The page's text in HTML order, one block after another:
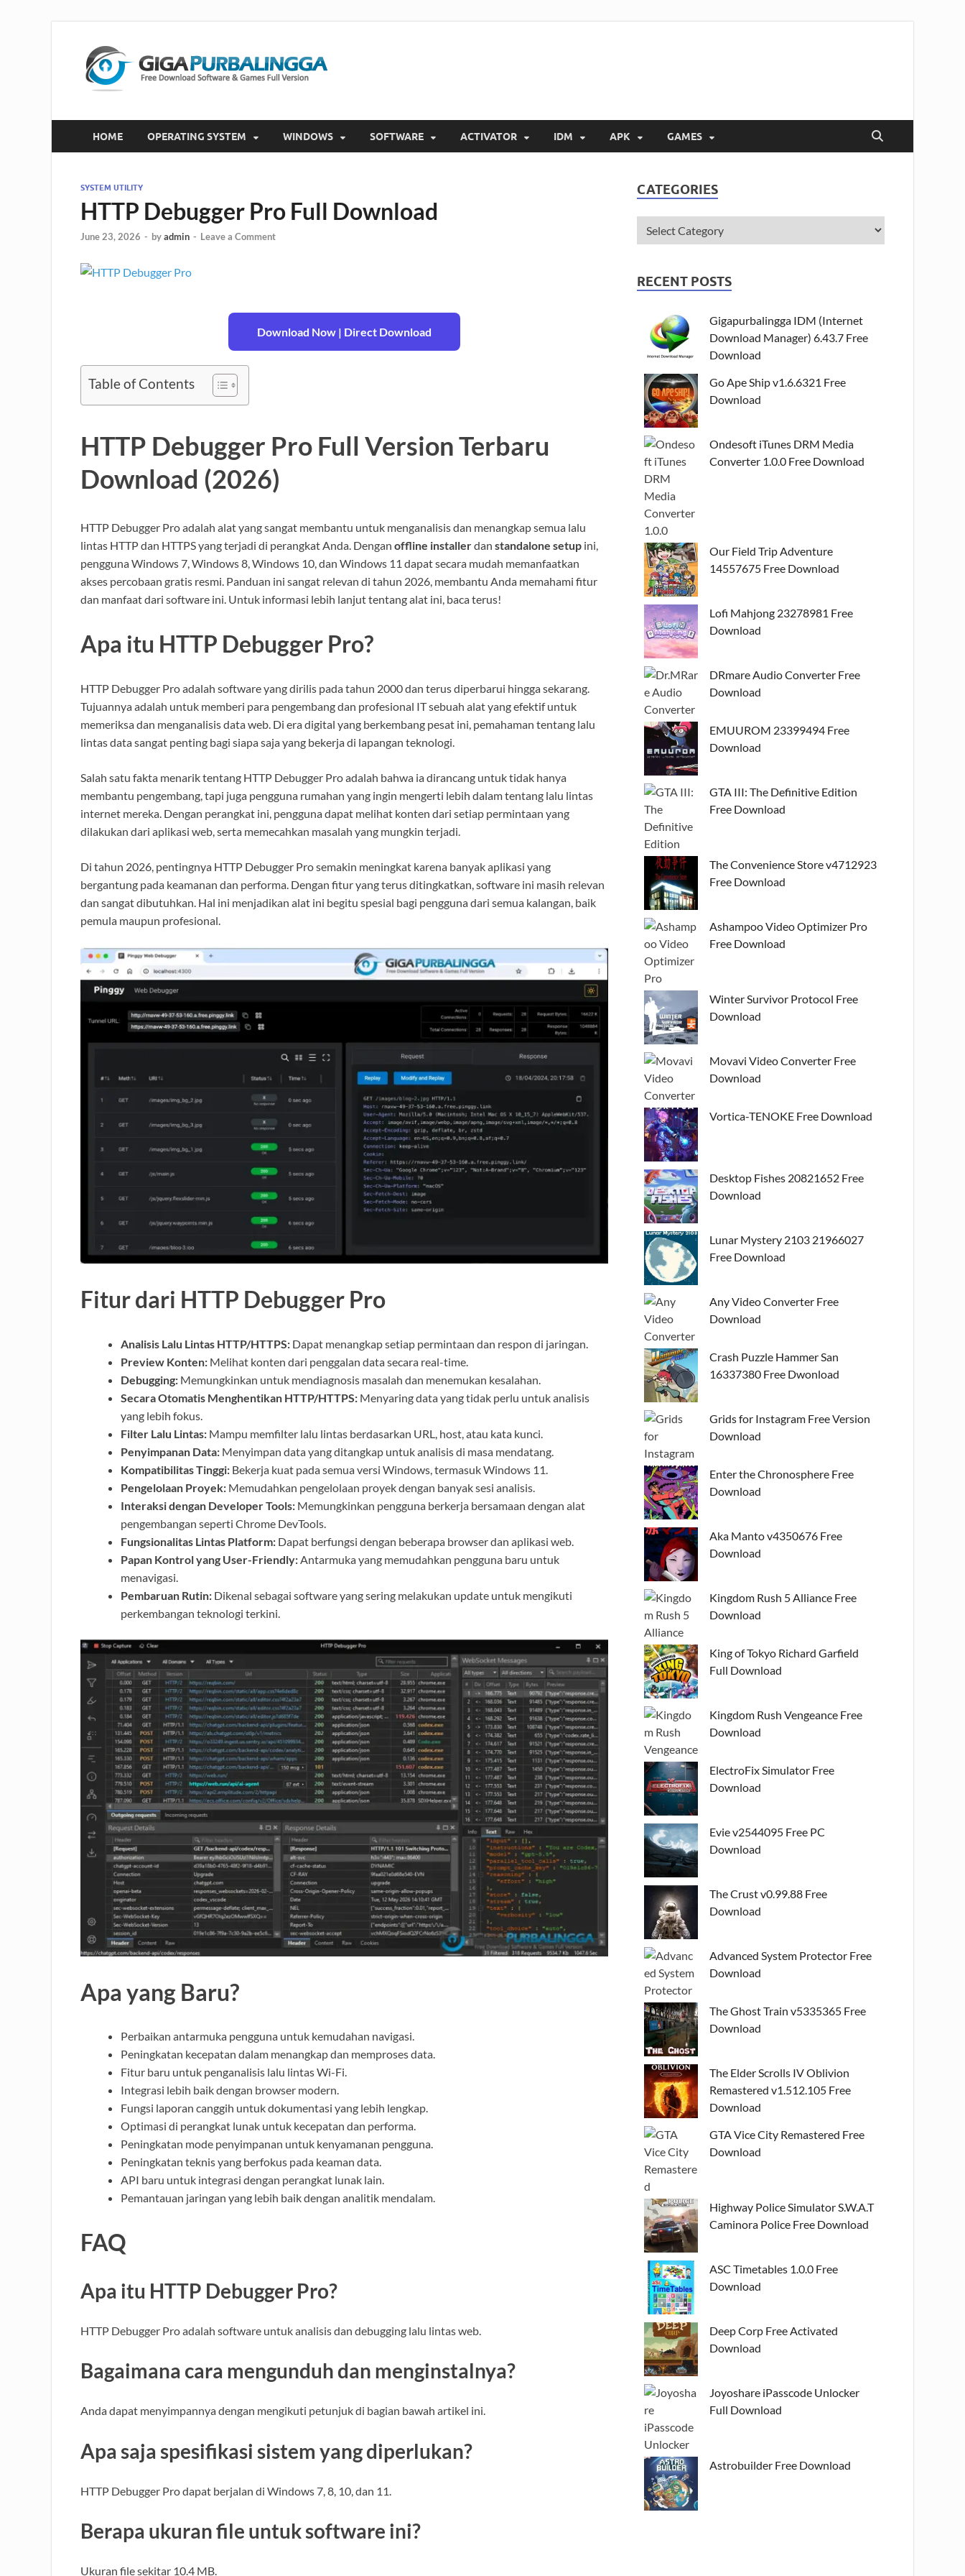
HOME OPERATING SYSTEM WINDOWS SOFTWARE ACTIVATOR IDM APK GAMES
SYSTEM UTILITY
HTTP Debugger Pro Full Download
June 23, 2026 - byadmin - Leave a Comment
Download Now | Direct Download
Table of Contents
HTTP Debugger Pro Full Version Terbaru
Download (2026)
HTTP Debugger Pro adalah alat yang sangat membantu untuk menganalisis dan menangkap semua lalu
lintas HTTP dan HTTPS yang terjadi di perangkat Anda. Dengan offline installerdan standalone setup ini,
pengguna Windows 7, Windows 8, Windows 10, dan Windows 11 dapat secara mudah memanfaatkan
akses percobaan gratis resmi. Panduan ini sangat relevan di tahun 2026, membantu Anda memahami fitur
dan manfaat dari software ini. Untuk informasi lebih lanjut tentang alat ini, baca terus!
Apa itu HTTP Debugger Pro?
HTTP Debugger Pro adalah software yang dirilis pada tahun 2000 dan terus diperbarui hingga sekarang.
Tujuannya adalah untuk memberi para pengembang dan profesional IT sebuah alat yang efektif untuk
memeriksa dan menganalisis data web. Di era digital yang berkembang pesat ini, pemahaman tentang lalu
lintas data sangat penting bagi siapa saja yang bekerja di lapangan teknologi.
Salah satu fakta menarik tentang HTTP Debugger Pro adalah bahwa ia dirancang untuk tidak hanya
membantu pengembang, tapi juga pengguna rumahan yang ingin mengerti lebih dalam tentang lalu lintas
internet mereka. Dengan perangkat ini, pengguna dapat melihat konten dari setiap permintaan yang
dilakukan dari aplikasi web, serta memecahkan masalah yang mungkin terjadi.
Di tahun 2026, pentingnya HTTP Debugger Pro semakin meningkat karena banyak aplikasi yang
bergantung pada keamanan dan performa. Dengan fitur yang terus ditingkatkan, software ini masih relevan
dan sangat dibutuhkan. Hal ini menjadikan alat ini begitu spesial bagi pengguna dari semua kalangan, baik
pemula maupun profesional.
Fitur dari HTTP Debugger Pro
Analisis Lalu Lintas HTTP/HTTPS: Dapat menangkap setiap permintaan dan respon di jaringan.
Preview Konten: Melihat konten dari penggalan data secara real-time.
Debugging: Memungkinkan untuk mendiagnosis masalah dan menemukan kesalahan.
Secara Otomatis Menghentikan HTTP/HTTPS: Menyaring data yang tidak perlu untuk analisis
yang lebih fokus.
Filter Lalu Lintas: Mampu memfilter lalu lintas berdasarkan URL, host, atau kata kunci.
Penyimpanan Data: Menyimpan data yang ditangkap untuk analisis di masa mendatang.
Kompatibilitas Tinggi: Bekerja kuat pada semua versi Windows, termasuk Windows 11.
Pengelolaan Proyek: Memudahkan pengelolaan proyek dengan banyak sesi analisis.
Interaksi dengan Developer Tools: Memungkinkan pengguna berkerja bersamaan dengan alat
pengembangan seperti Chrome DevTools.
Fungsionalitas Lintas Platform: Dapat berfungsi dengan beberapa browser dan aplikasi web.
Papan Kontrol yang User-Friendly: Antarmuka yang memudahkan pengguna baru untuk
menavigasi.
Pembaruan Rutin: Dikenal sebagai software yang sering melakukan update untuk mengikuti
perkembangan teknologi terkini.
Apa yang Baru?
Perbaikan antarmuka pengguna untuk kemudahan navigasi.
Peningkatan kecepatan dalam menangkap dan memproses data.
Fitur baru untuk penganalisis lalu lintas Wi-Fi.
Integrasi lebih baik dengan browser modern.
Fungsi laporan canggih untuk dokumentasi yang lebih lengkap.
Optimasi di perangkat lunak untuk kecepatan dan performa.
Peningkatan mode penyimpanan untuk kenyamanan pengguna.
Peningkatan teknis yang berfokus pada keaman data.
API baru untuk integrasi dengan perangkat lunak lain.
Pemantauan jaringan yang lebih baik dengan analitik mendalam.
FAQ
Apa itu HTTP Debugger Pro?
HTTP Debugger Pro adalah software untuk analisis dan debugging lalu lintas web.
Bagaimana cara mengunduh dan menginstalnya?
Anda dapat menyimpannya dengan mengikuti petunjuk di bagian bawah artikel ini.
Apa saja spesifikasi sistem yang diperlukan?
HTTP Debugger Pro dapat berjalan di Windows 7, 8, 10, dan 11.
Berapa ukuran file untuk software ini?
Ukuran file sekitar 10.4 MB.
CATEGORIES
RECENT POSTS
Gigapurbalingga IDM (Internet
Download Manager) 6.43.7 Free
Download
Go Ape Ship v1.6.6321 Free
Download
Ondesoft iTunes DRM Media
Converter 1.0.0 Free Download
Our Field Trip Adventure
14557675 Free Download
Lofi Mahjong 23278981 Free
Download
DRmare Audio Converter Free
Download
EMUUROM 23399494 Free
Download
GTA III: The Definitive Edition
Free Download
The Convenience Store v4712923
Free Download
Ashampoo Video Optimizer Pro
Free Download
Winter Survivor Protocol Free
Download
Movavi Video Converter Free
Download
Vortica-TENOKE Free Download
Desktop Fishes 20821652 Free
Download
Lunar Mystery 2103 21966027
Free Download
Any Video Converter Free
Download
Crash Puzzle Hammer San
16337380 Free Dwonload
Grids for Instagram Free Version
Download
Enter the Chronosphere Free
Download
Aka Manto v4350676 Free
Download
Kingdom Rush 5 Alliance Free
Download
King of Tokyo Richard Garfield
Full Download
Kingdom Rush Vengeance Free
Download
ElectroFix Simulator Free
Download
Evie v2544095 Free PC
Download
The Crust v0.99.88 Free
Download
Advanced System Protector Free
Download
The Ghost Train v5335365 Free
Download
The Elder Scrolls IV Oblivion
Remastered v1.512.105 Free
Download
GTA Vice City Remastered Free
Download
Highway Police Simulator S.W.A.T
Caminora Police Free Download
ASC Timetables 1.0.0 Free
Download
Deep Corp Free Activated
Download
Joyoshare iPasscode Unlocker
Full Download
Astrobuilder Free Download